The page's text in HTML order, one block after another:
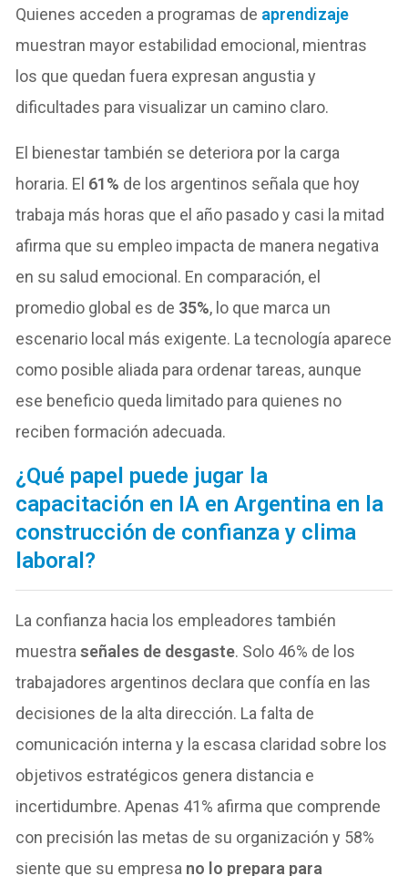
Quienes acceden a programas de aprendizaje
muestran mayor estabilidad emocional, mientras
los que quedan fuera expresan angustia y
dificultades para visualizar un camino claro.
El bienestar también se deteriora por la carga
horaria. El 61% de los argentinos señala que hoy
trabaja más horas que el año pasado y casi la mitad
afirma que su empleo impacta de manera negativa
en su salud emocional. En comparación, el
promedio global es de 35%, lo que marca un
escenario local más exigente. La tecnología aparece
como posible aliada para ordenar tareas, aunque
ese beneficio queda limitado para quienes no
reciben formación adecuada.
¿Qué papel puede jugar la
capacitación en IA en Argentina en la
construcción de confianza y clima
laboral?
La confianza hacia los empleadores también
muestraseñales de desgaste. Solo 46% de los
trabajadores argentinos declara que confía en las
decisiones de la alta dirección. La falta de
comunicación interna y la escasa claridad sobre los
objetivos estratégicos genera distancia e
incertidumbre. Apenas 41% afirma que comprende
con precisión las metas de su organización y 58%
siente que su empresa no lo prepara para